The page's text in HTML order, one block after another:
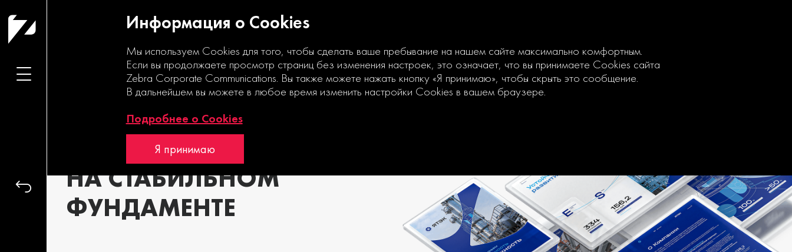
УСТОЙЧИВЫЙ
НА СТАБИЛЬНОМ
ФУНДАМЕНТЕ
Информация о Cookies
Мы используем Cookies для того, чтобы сделать ваше пребывание на нашем сайте максимально комфортным.
Если вы продолжаете просмотр страниц без изменения настроек, это означает, что вы принимаете Cookies сайта
Zebra Corporate Communications. Вы также можете нажать кнопку «Я принимаю», чтобы скрыть это сообщение.
В дальнейшем вы можете в любое время изменить настройки Cookies в вашем браузере.
Подробнее о Cookies
Я принимаю